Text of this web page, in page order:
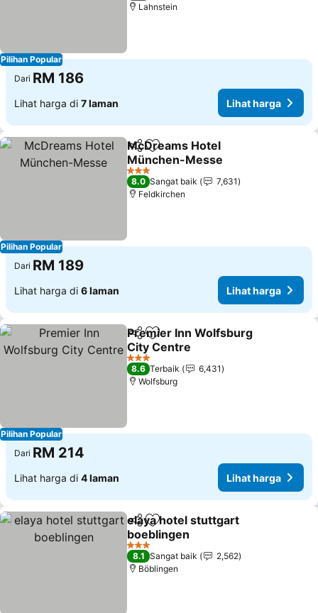
Pilihan Popular
Lahnstein
Dari RM 186
Lihat harga di 7 laman Lihat harga
Pilihan Popular
KongsiTambah ke favorit
McDreams Hotel
München-Messe
Lihat harga
3 Bintang
8.0 Sangat baik
7,631
Feldkirchen
Dari RM 189
Lihat harga di 6 laman Lihat harga
Pilihan Popular
KongsiTambah ke favorit
Premier Inn Wolfsburg
City Centre
Lihat harga
3 Bintang
8.6 Terbaik
6,431
Wolfsburg
Dari RM 214
Lihat harga di 4 laman Lihat harga
KongsiTambah ke favorit
elaya hotel stuttgart
boeblingen
Lihat harga
3 Bintang
8.1 Sangat baik
2,562
Böblingen